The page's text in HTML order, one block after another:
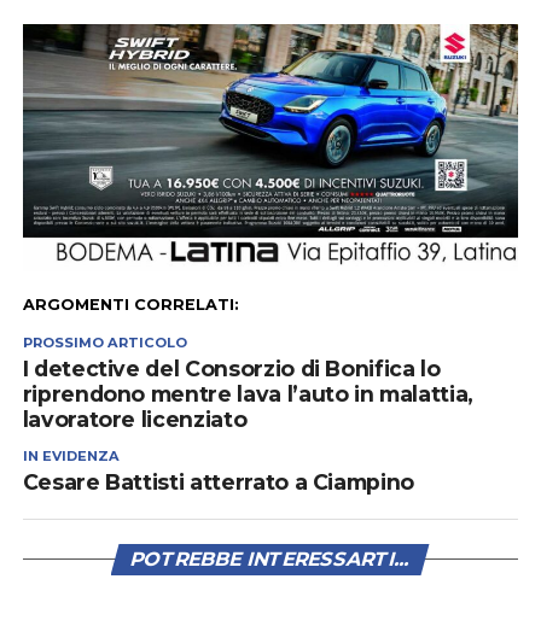
ARGOMENTI CORRELATI:
PROSSIMO ARTICOLO
I detective del Consorzio di Bonifica lo
riprendono mentre lava l’auto in malattia,
lavoratore licenziato
IN EVIDENZA
Cesare Battisti atterrato a Ciampino
POTREBBE INTERESSARTI...